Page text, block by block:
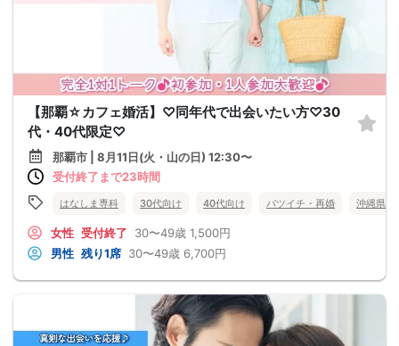
【那覇☆カフェ婚活】♡同年代で出会いたい方♡30
代・40代限定♡
那覇市 | 8月11日(火・山の日) 12:30〜
受付終了まで23時間
はなしま専科 30代向け 40代向け バツイチ・再婚 沖縄県
女性 受付終了 30〜49歳 1,500円
男性 残り1席 30〜49歳 6,700円